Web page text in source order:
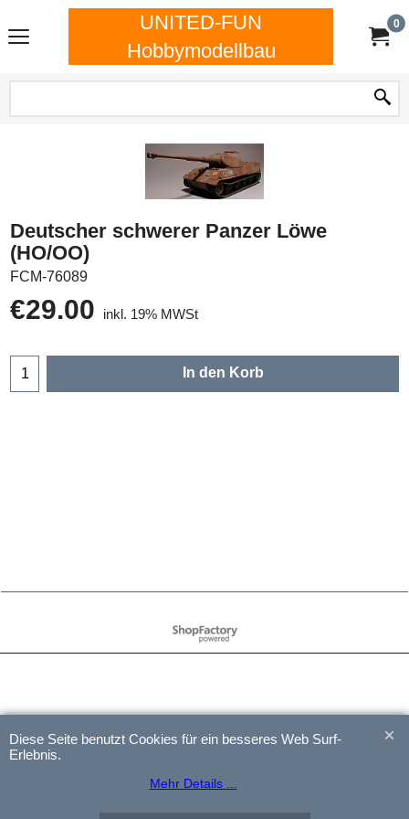
UNITED-FUN
Hobbymodellbau
0
Deutscher schwerer Panzer Löwe
(HO/OO)
FCM-76089
€29.00 inkl. 19% MWSt
In den Korb
WebShop erstellt mit
ShopFactory Shop
Diese Seite benutzt Cookies für ein besseres Web Surf-
Erlebnis.
Mehr Details ...